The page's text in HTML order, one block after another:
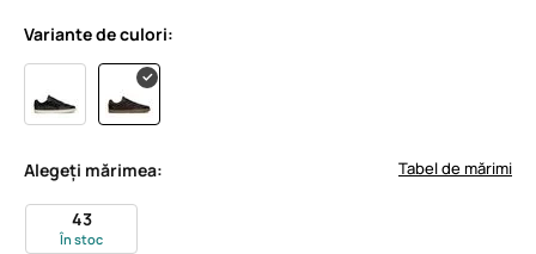
Variante de culori:
Tabel de mărimi
Alegeți mărimea:
43
În stoc